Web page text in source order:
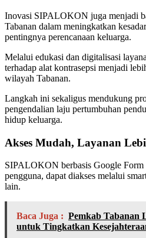
Inovasi SIPALOKON juga menjadi
Tabanan dalam meningkatkan
pentingnya perencanaan keluarga.
Melalui edukasi dan digitalisasi
terhadap alat kontrasepsi menjadi
wilayah Tabanan.
Langkah ini sekaligus mendukung
pengendalian laju pertumbuhan
hidup keluarga.
Akses Mudah, Layanan
SIPALOKON berbasis Google Form
pengguna, dapat diakses melalui
lain.
Baca Juga : Pemkab Tabanan
untuk Tingkatkan